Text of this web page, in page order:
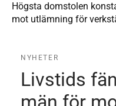
Högsta domstolen
mot utlämning för
NYHETER
Livstids